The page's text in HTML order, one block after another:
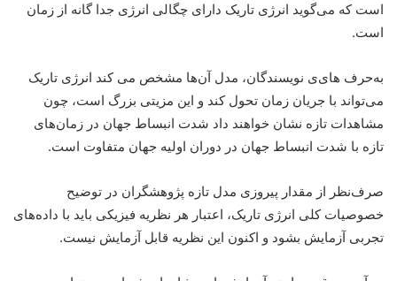
است که می‌گوید انرژی تاریک دارای چگالی انرژی جدا گانه از زمان
است.
به‌حرف های‌ی نویسندگان، مدل آن‌ها مشخص می کند انرژی تاریک
می‌تواند با جریان زمان تحول کند و این مزیتی بزرگ است، چون
مشاهدات تازه نشان خواهند داد شدت انبساط جهان در زمان‌های
تازه با شدت انبساط جهان در دوران اولیه جهان متفاوت است.
صرف‌نظر از مقدار پیروزی مدل تازه پژوهشگران در توضیح
خصوصیات کلی انرژی تاریک، اعتبار هر نظریه فیزیکی باید با داده‌های
تجربی آزمایش بشود و اکنون این نظریه قابل آزمایش نیست.